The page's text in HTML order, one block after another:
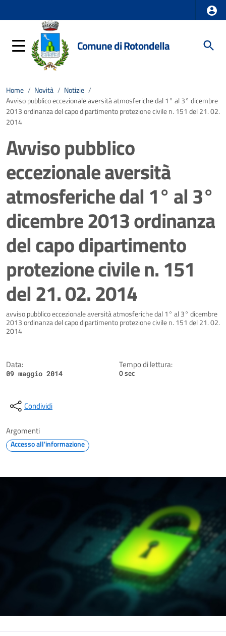
Comune di Rotondella
Home / Novità / Notizie /
Avviso pubblico eccezionale aversità atmosferiche dal 1° al 3° dicembre
2013 ordinanza del capo dipartimento protezione civile n. 151 del 21. 02.
2014
Avviso pubblico
eccezionale aversità
atmosferiche dal 1° al 3°
dicembre 2013 ordinanza
del capo dipartimento
protezione civile n. 151
del 21. 02. 2014
Dettagli della notizia
avviso pubblico eccezionale aversità atmosferiche dal 1° al 3° dicembre
2013 ordinanza del capo dipartimento protezione civile n. 151 del 21. 02.
2014
Data:
09 maggio 2014
Tempo di lettura:
0 sec
Condividi
Argomenti
Accesso all'informazione